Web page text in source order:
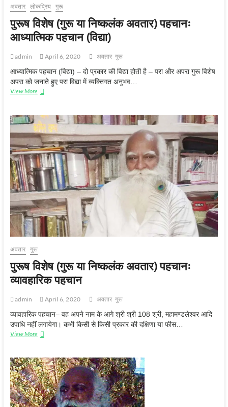
अवतार लोकप्रिय गुरू
पुरूष विशेष (गुरू या निष्कलंक अवतार) पहचानः
आध्यात्मिक पहचान (विद्या)
admin April 6, 2020 अवतार गुरू
आध्यात्मिक पहचान (विद्या) – दो प्रकार की विद्या होती है – परा और अपरा गुरू विशेष
अपरा को जनाते हुए परा विद्या में व्यक्तिगत अनुभव…
View Moreपुरूष
या
निष्कलंक
अवतार)
पहचानः
आध्यात्मिक
पहचान
(विद्या)
अवतार गुरू
पुरूष विशेष (गुरू या निष्कलंक अवतार) पहचानः
व्यावहारिक पहचान
admin April 6, 2020 अवतार गुरू
व्यावहारिक पहचान– वह अपने नाम के आगे श्री श्री 108 श्री, महामण्डलेश्वर आदि
उपाधि नहीं लगायेगा। कभी किसी से किसी प्रकार की दक्षिणा या फीस…
View Moreपुरूष
या
निष्कलंक
अवतार)
पहचानः
व्यावहारिक
पहचान